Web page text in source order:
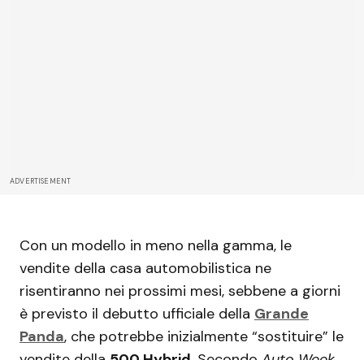
ADVERTISEMENT
Con un modello in meno nella gamma, le
vendite della casa automobilistica ne
risentiranno nei prossimi mesi, sebbene a giorni
è previsto il debutto ufficiale della Grande
Panda, che potrebbe inizialmente “sostituire” le